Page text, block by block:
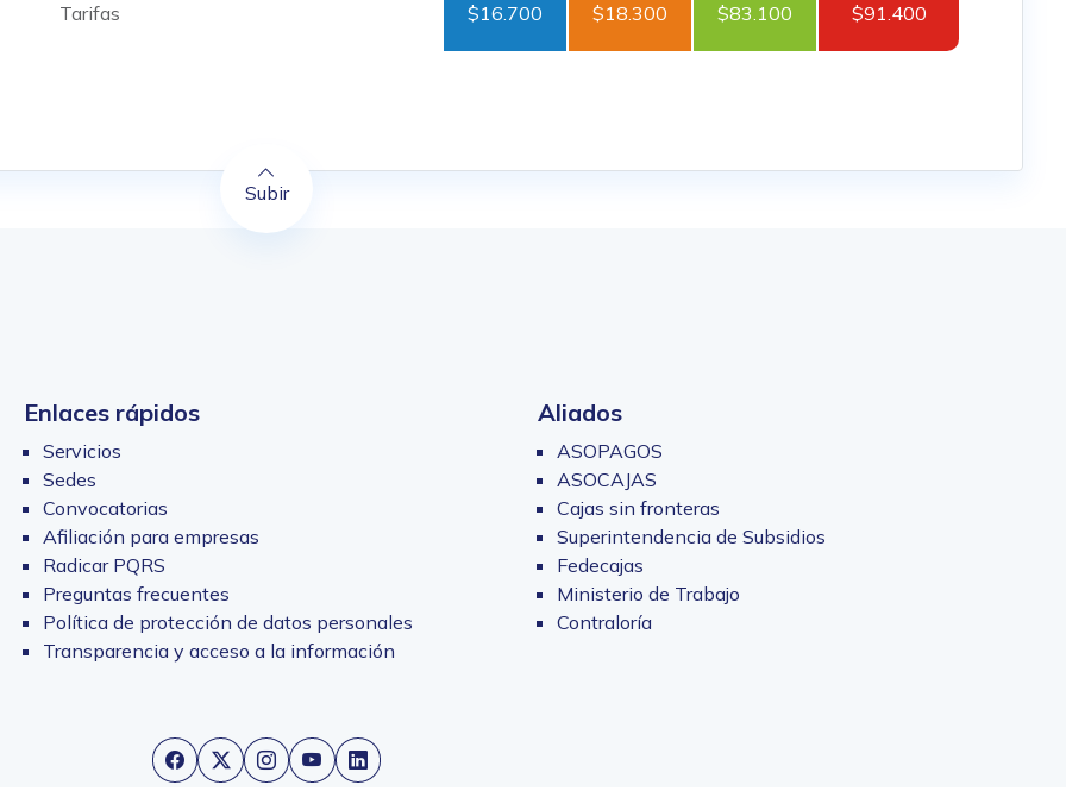
Tarifas $16.700 $18.300 $83.100 $91.400
Subir
Enlaces rápidos
Servicios
Sedes
Convocatorias
Afiliación para empresas
Radicar PQRS
Preguntas frecuentes
Política de protección de datos personales
Transparencia y acceso a la información
Aliados
ASOPAGOS
ASOCAJAS
Cajas sin fronteras
Superintendencia de Subsidios
Fedecajas
Ministerio de Trabajo
Contraloría